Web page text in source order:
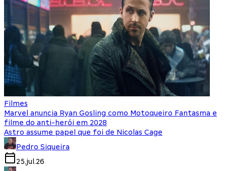
Filmes
Marvel anuncia Ryan Gosling como Motoqueiro Fantasma e
filme do anti-herói em 2028
Astro assume papel que foi de Nicolas Cage
Pedro Siqueira
25.jul.26